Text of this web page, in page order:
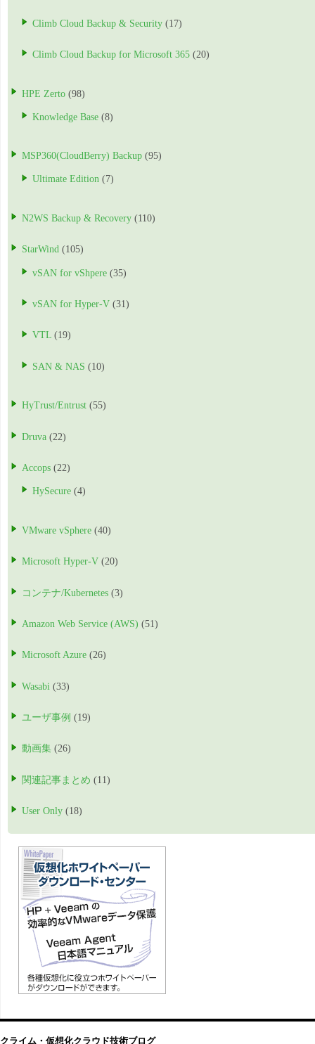
Climb Cloud Backup & Security (17)
Climb Cloud Backup for Microsoft 365 (20)
HPE Zerto (98)
Knowledge Base (8)
MSP360(CloudBerry) Backup (95)
Ultimate Edition (7)
N2WS Backup & Recovery (110)
StarWind (105)
vSAN for vShpere (35)
vSAN for Hyper-V (31)
VTL (19)
SAN & NAS (10)
HyTrust/Entrust (55)
Druva (22)
Accops (22)
HySecure (4)
VMware vSphere (40)
Microsoft Hyper-V (20)
コンテナ/Kubernetes (3)
Amazon Web Service (AWS) (51)
Microsoft Azure (26)
Wasabi (33)
ユーザ事例 (19)
動画集 (26)
関連記事まとめ (11)
User Only (18)
クライム・仮想化クラウド技術ブログ